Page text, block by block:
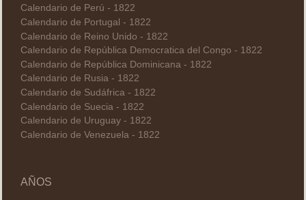
Calendario de Perú - 1822
Calendario de Portugal - 1822
Calendario de Reino Unido - 1822
Calendario de República Democratica del Congo - 1822
Calendario de República Dominicana - 1822
Calendario de Rusia - 1822
Calendario de Sudáfrica - 1822
Calendario de Suecia - 1822
Calendario de Uruguay - 1822
Calendario de Venezuela - 1822
AÑOS